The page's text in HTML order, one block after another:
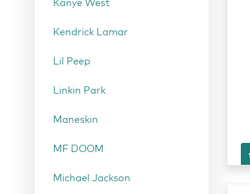
Kanye West
Kendrick Lamar
Lil Peep
Linkin Park
Maneskin
MF DOOM
Michael Jackson